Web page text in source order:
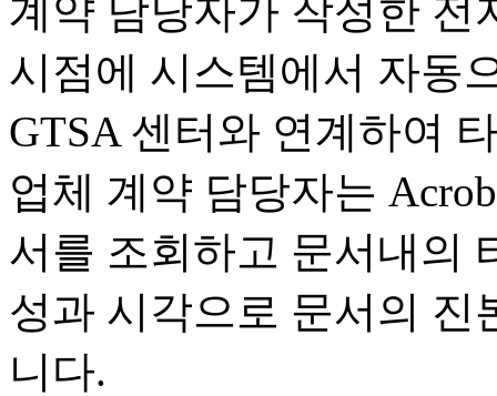
계약 담당자가 작성한 전
시점에 시스템에서 자동
GTSA 센터와 연계하여
업체 계약 담당자는
서를 조회하고 문서내의
성과 시각으로 문서의 진
니다.